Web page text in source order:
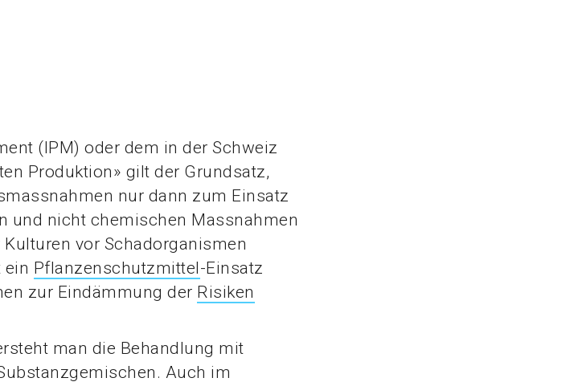
(IPM) oder dem in der Schweiz
Produktion» gilt der Grundsatz,
nur dann zum Einsatz
und nicht chemischen Massnahmen
vor Schadorganismen
ein Pflanzenschutzmittel -Einsatz
zur Eindämmung der Risiken
man die Behandlung mit
Auch im